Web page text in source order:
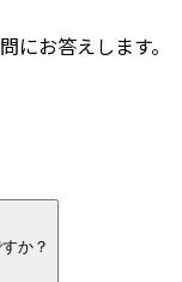
にお答えします。
か？